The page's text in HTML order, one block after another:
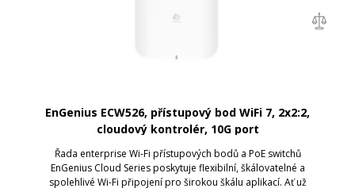
EnGenius ECW526, přístupový bod WiFi 7, 2x2:2,
cloudový kontrolér, 10G port
Řada enterprise Wi-Fi přístupových bodů a PoE switchů
EnGenius Cloud Series poskytuje flexibilní, škálovatelné a
spolehlivé Wi-Fi připojení pro širokou škálu aplikací. Ať už